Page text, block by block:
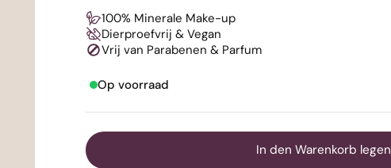
100% Minerale Make-up
Dierproefvrij & Vegan
Vrij van Parabenen & Parfum
Op voorraad
In den Warenkorb legen